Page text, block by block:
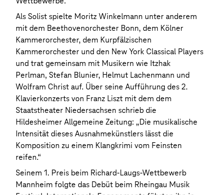
Als Solist spielte Moritz Winkelmann unter anderem
mit dem Beethovenorchester Bonn, dem Kölner
Kammerorchester, dem Kurpfälzischen
Kammerorchester und den New York Classical Players
und trat gemeinsam mit Musikern wie Itzhak
Perlman, Stefan Blunier, Helmut Lachenmann und
Wolfram Christ auf. Über seine Aufführung des 2.
Klavierkonzerts von Franz Liszt mit dem dem
Staatstheater Niedersachsen schrieb die
Hildesheimer Allgemeine Zeitung: „Die musikalische
Intensität dieses Ausnahmekünstlers lässt die
Komposition zu einem Klangkrimi vom Feinsten
reifen.“
Seinem 1. Preis beim Richard-Laugs-Wettbewerb
Mannheim folgte das Debüt beim Rheingau Musik